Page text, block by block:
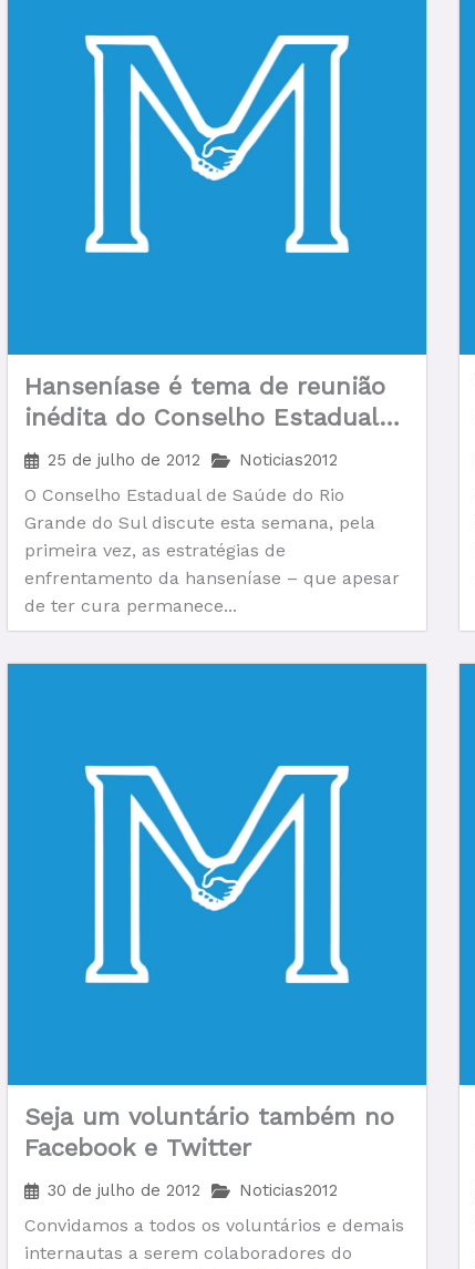
Hanseníase é tema de reunião
inédita do Conselho Estadual
de Saúde do Rio Grande do Sul
25 de julho de 2012 Noticias2012
O Conselho Estadual de Saúde do Rio
Grande do Sul discute esta semana, pela
primeira vez, as estratégias de
enfrentamento da hanseníase – que apesar
de ter cura permanece...
Seja um voluntário também no
Facebook e Twitter
30 de julho de 2012 Noticias2012
Convidamos a todos os voluntários e demais
internautas a serem colaboradores do